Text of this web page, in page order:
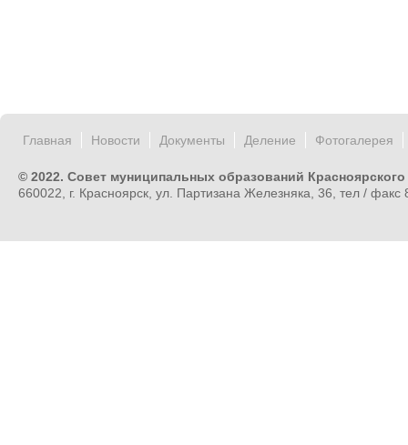
Главная Новости Документы Деление Фотогалерея
© 2022. Совет муниципальных образований Красноярского
660022, г. Красноярск, ул. Партизана Железняка, 36, тел /